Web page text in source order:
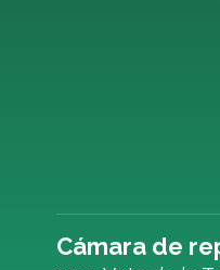
Cámara de